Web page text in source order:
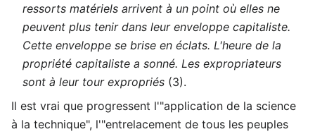
ressorts matériels arrivent à un point où elles ne
peuvent plus tenir dans leur enveloppe capitaliste.
Cette enveloppe se brise en éclats. L'heure de la
propriété capitaliste a sonné. Les expropriateurs
sont à leur tour expropriés (3).
Il est vrai que progressent l'"application de la science
à la technique", l'"entrelacement de tous les peuples